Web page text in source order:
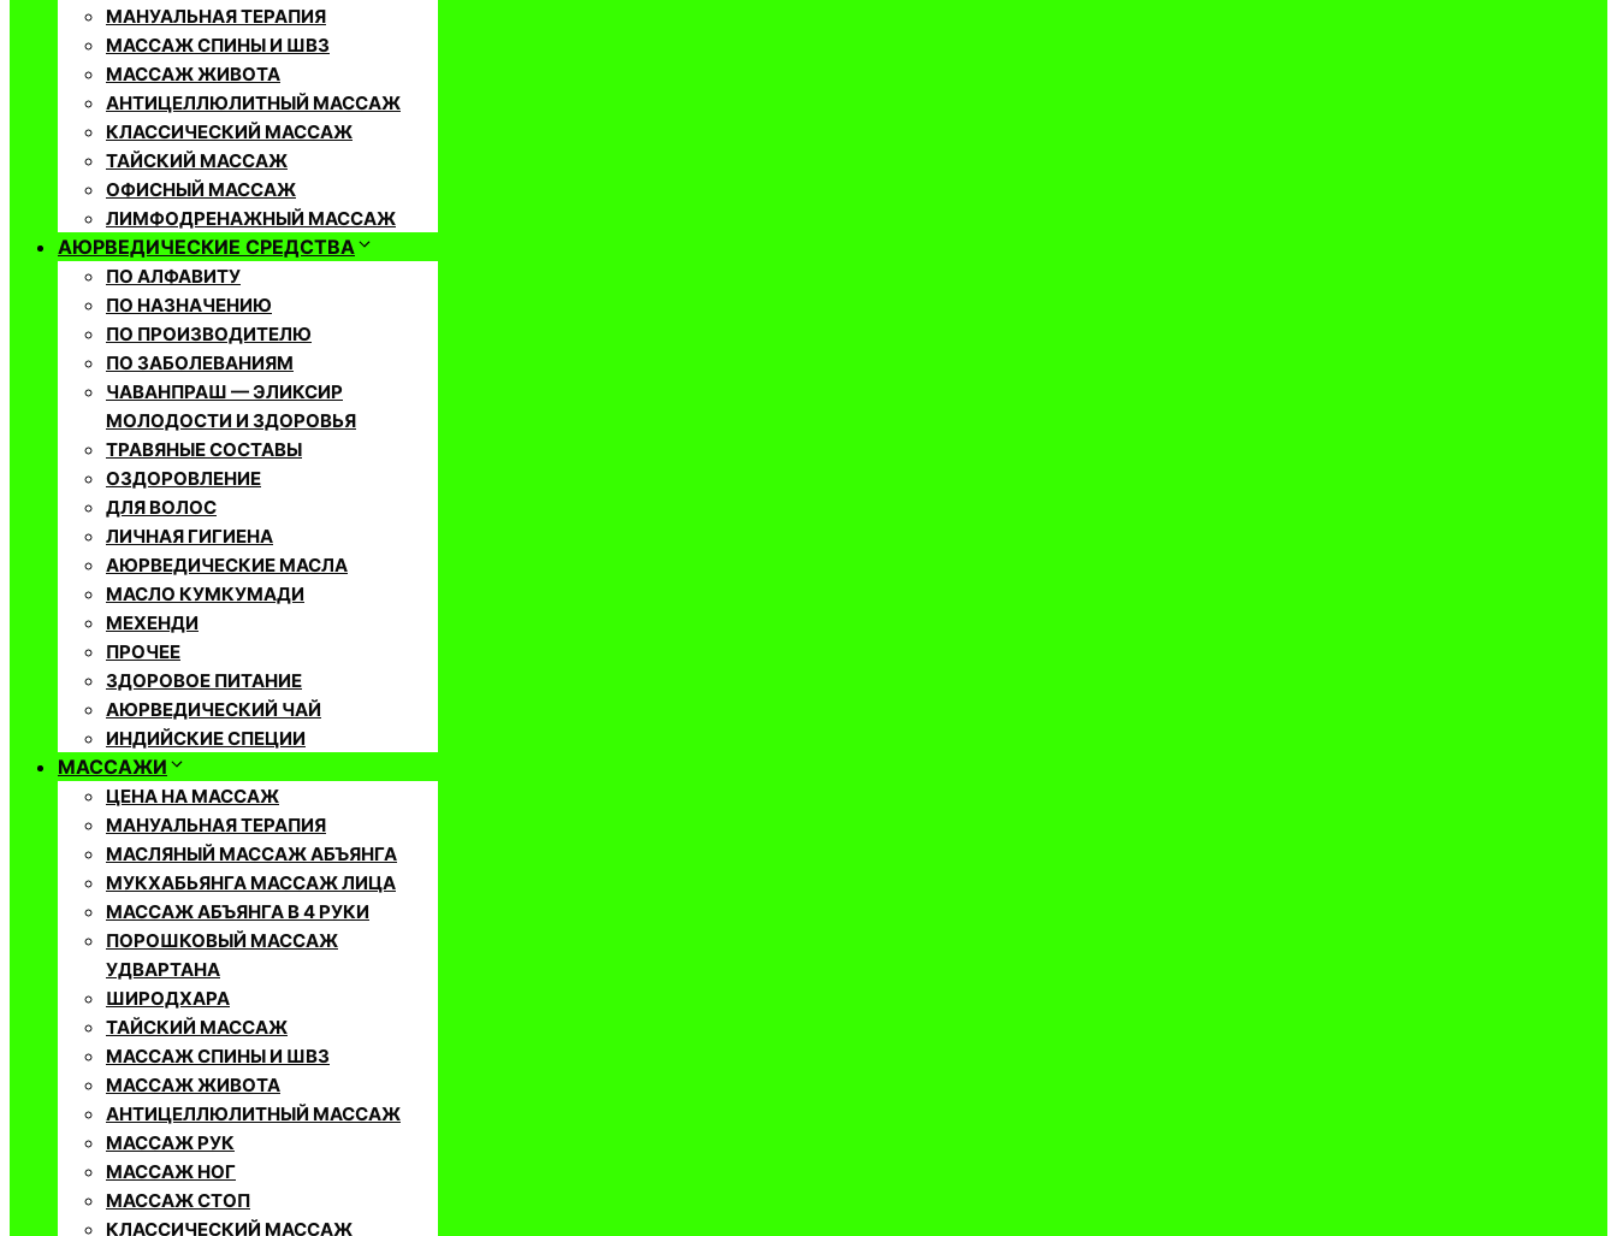
МАНУАЛЬНАЯ ТЕРАПИЯ
МАССАЖ СПИНЫ И ШВЗ
МАССАЖ ЖИВОТА
АНТИЦЕЛЛЮЛИТНЫЙ МАССАЖ
КЛАССИЧЕСКИЙ МАССАЖ
ТАЙСКИЙ МАССАЖ
ОФИСНЫЙ МАССАЖ
ЛИМФОДРЕНАЖНЫЙ МАССАЖ
АЮРВЕДИЧЕСКИЕ СРЕДСТВА
ПО АЛФАВИТУ
ПО НАЗНАЧЕНИЮ
ПО ПРОИЗВОДИТЕЛЮ
ПО ЗАБОЛЕВАНИЯМ
ЧАВАНПРАШ — ЭЛИКСИР
МОЛОДОСТИ И ЗДОРОВЬЯ
ТРАВЯНЫЕ СОСТАВЫ
ОЗДОРОВЛЕНИЕ
ДЛЯ ВОЛОС
ЛИЧНАЯ ГИГИЕНА
АЮРВЕДИЧЕСКИЕ МАСЛА
МАСЛО КУМКУМАДИ
МЕХЕНДИ
ПРОЧЕЕ
ЗДОРОВОЕ ПИТАНИЕ
АЮРВЕДИЧЕСКИЙ ЧАЙ
ИНДИЙСКИЕ СПЕЦИИ
МАССАЖИ
ЦЕНА НА МАССАЖ
МАНУАЛЬНАЯ ТЕРАПИЯ
МАСЛЯНЫЙ МАССАЖ АБЪЯНГА
МУКХАБЬЯНГА МАССАЖ ЛИЦА
МАССАЖ АБЪЯНГА В 4 РУКИ
ПОРОШКОВЫЙ МАССАЖ
УДВАРТАНА
ШИРОДХАРА
ТАЙСКИЙ МАССАЖ
МАССАЖ СПИНЫ И ШВЗ
МАССАЖ ЖИВОТА
АНТИЦЕЛЛЮЛИТНЫЙ МАССАЖ
МАССАЖ РУК
МАССАЖ НОГ
МАССАЖ СТОП
КЛАССИЧЕСКИЙ МАССАЖ